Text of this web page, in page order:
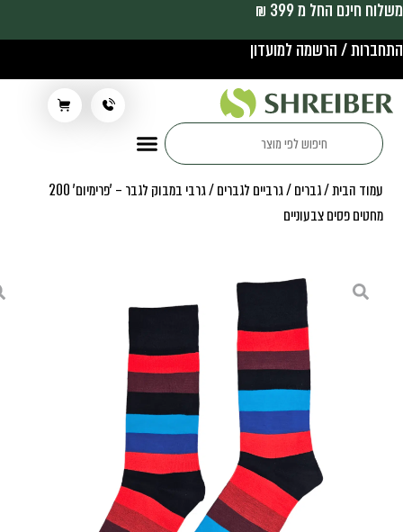
משלוח חינם החל מ 399 ₪
התחברות / הרשמה למועדון
עמוד הבית/גברים/גרביים לגברים
/ גרבי במבוק לגבר – 'פרימיום' 200
מחטים פסים צבעוניים